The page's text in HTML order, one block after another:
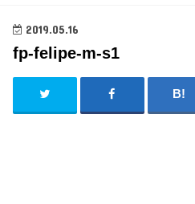
2019.05.16
fp-felipe-m-s1